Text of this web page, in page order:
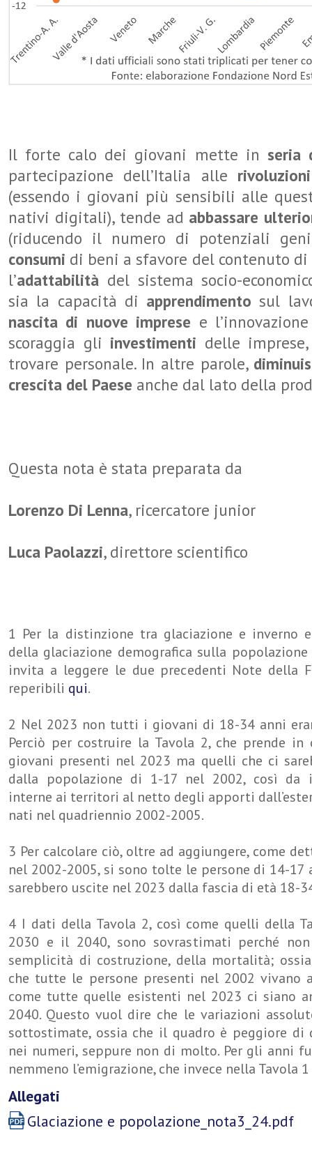
Il forte calo dei giovani mette in
partecipazione dell’Italia alle
(essendo i giovani più sensibili alle
nativi digitali), tende ad abbassare
(riducendo il numero di potenziali
consumi di beni a sfavore del contenuto di
l’adattabilità del sistema socio-
sia la capacità di apprendimentosul
nascita di nuove imprese e
scoraggia gli investimenti delle
trovare personale. In altre parole,
crescita del Paese anche dal lato della
Questa nota è stata preparata da
Lorenzo Di Lenna, ricercatore junior
Luca Paolazzi, direttore scientifico
1 Per la distinzione tra glaciazione e inverno
della glaciazione demografica sulla popolazione
invita a leggere le due precedenti Note della
reperibili qui.
2 Nel 2023 non tutti i giovani di 18-34 anni
Perciò per costruire la Tavola 2, che prende in
giovani presenti nel 2023 ma quelli che ci
dalla popolazione di 1-17 nel 2002, così da
interne ai territori al netto degli apporti
nati nel quadriennio 2002-2005.
3 Per calcolare ciò, oltre ad aggiungere, come
nel 2002-2005, si sono tolte le persone di 14-17
sarebbero uscite nel 2023 dalla fascia di età 18-
4 I dati della Tavola 2, così come quelli della
2030 e il 2040, sono sovrastimati perché
semplicità di costruzione, della mortalità;
che tutte le persone presenti nel 2002 vivano
come tutte quelle esistenti nel 2023 ci siano
2040. Questo vuol dire che le variazioni
sottostimate, ossia che il quadro è peggiore di
nei numeri, seppure non di molto. Per gli anni
nemmeno l’emigrazione, che invece nella Tavola
Allegati
Glaciazione e popolazione_nota3_24.pdf